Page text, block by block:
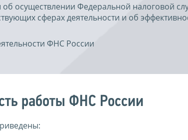
осуществлении Федеральной налоговой
сферах деятельности и об
ФНС России
работы ФНС России